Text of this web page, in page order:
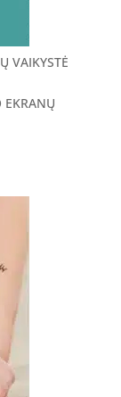
VAIKYSTĖ